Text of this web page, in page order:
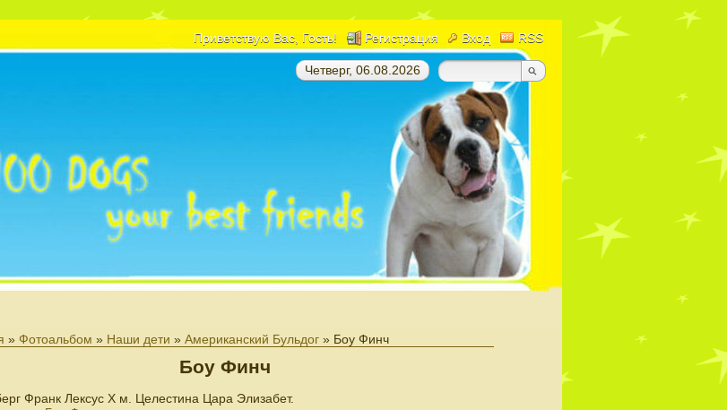
Приветствую Вас , Гость! Регистрация Вход RSS
Четверг, 06.08.2026
» Фотоальбом » Наши дети » Американский Бульдог » Боу Финч
Боу Финч
Франк Лексус Х м. Целестина Цара Элизабет.